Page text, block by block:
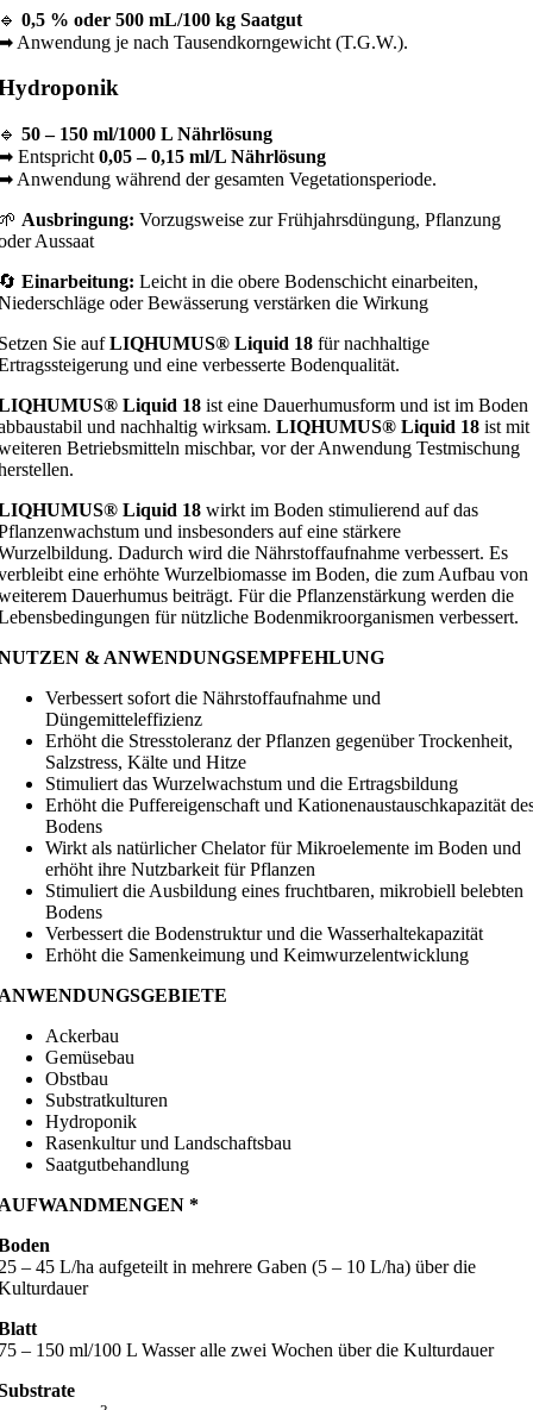
0,5 % oder 500 mL/100 kg Saatgut
Anwendung je nach Tausendkorngewicht (T.G.W.).
50 – 150 ml/1000 L Nährlösung
Entspricht 0,05 – 0,15 ml/L Nährlösung
Anwendung während der gesamten Vegetationsperiode.
Ausbringung: Vorzugsweise zur Frühjahrsdüngung, Pflanzung
Aussaat
Einarbeitung: Leicht in die obere Bodenschicht einarbeiten,
oder Bewässerung verstärken die Wirkung
Sie aufLIQHUMUS® Liquid 18 für nachhaltige
und eine verbesserte Bodenqualität.
Liquid 18 ist eine Dauerhumusform und ist im Boden
und nachhaltig wirksam. LIQHUMUS® Liquid 18 ist mit
Betriebsmitteln mischbar, vor der Anwendung Testmischung
Liquid 18 wirkt im Boden stimulierend auf das
und insbesonders auf eine stärkere
Dadurch wird die Nährstoffaufnahme verbessert. Es
eine erhöhte Wurzelbiomasse im Boden, die zum Aufbau von
Dauerhumus beiträgt. Für die Pflanzenstärkung werden die
für nützliche Bodenmikroorganismen verbessert.
& ANWENDUNGSEMPFEHLUNG
Verbessert sofort die Nährstoffaufnahme und
Düngemitteleffizienz
Erhöht die Stresstoleranz der Pflanzen gegenüber Trockenheit,
Salzstress, Kälte und Hitze
Stimuliert das Wurzelwachstum und die Ertragsbildung
Erhöht die Puffereigenschaft und Kationenaustauschkapazität
Bodens
Wirkt als natürlicher Chelator für Mikroelemente im Boden und
erhöht ihre Nutzbarkeit für Pflanzen
Stimuliert die Ausbildung eines fruchtbaren, mikrobiell belebten
Bodens
Verbessert die Bodenstruktur und die Wasserhaltekapazität
Erhöht die Samenkeimung und Keimwurzelentwicklung
Ackerbau
Gemüsebau
Obstbau
Substratkulturen
Hydroponik
Rasenkultur und Landschaftsbau
Saatgutbehandlung
*
– 45 L/ha aufgeteilt in mehrere Gaben (5 – 10 L/ha) über die
– 150 ml/100 L Wasser alle zwei Wochen über die Kulturdauer